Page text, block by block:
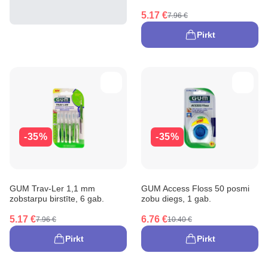
5.17 €7.96 €
Pirkt
-35%
GUM Trav-Ler 1,1 mm
zobstarpu birstīte, 6 gab.
5.17 €7.96 €
Pirkt
-35%
GUM Access Floss 50 posmi
zobu diegs, 1 gab.
6.76 €10.40 €
Pirkt